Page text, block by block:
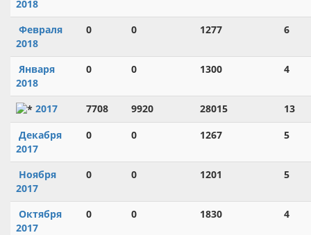
2018
Февраля
2018
0 0 1277 6
Января
2018
0 0 1300 4
2017 7708 9920 28015
13
Декабря
2017
0 0 1267 5
Ноября
2017
0 0 1201 5
Октября
2017
0 0 1830 4